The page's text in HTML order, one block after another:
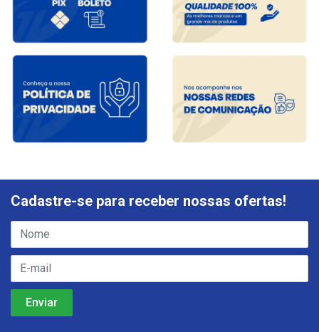
Cadastre-se para receber nossas ofertas!